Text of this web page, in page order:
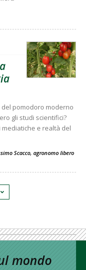
pomodoro moderno
gli studi scientifici?
e realtà del
Scacco, agronomo libero
mondo